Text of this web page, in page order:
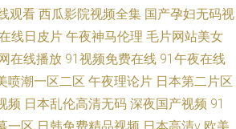
观看 西瓜影院视频全集 国产孕妇无码视
线日皮片 午夜神马伦理 毛片网站美女
在线播放 91视频免费在线 91午夜在线
喷潮一区二区 午夜理论片 日本第二片区
频 日本乱伦高清无码 深夜国产视频 91